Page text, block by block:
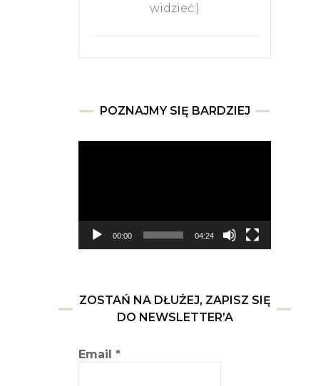
widzieć:)
POZNAJMY SIĘ BARDZIEJ
00:00 04:24
ZOSTAŃ NA DŁUŻEJ, ZAPISZ SIĘ
DO NEWSLETTER’A
Email *